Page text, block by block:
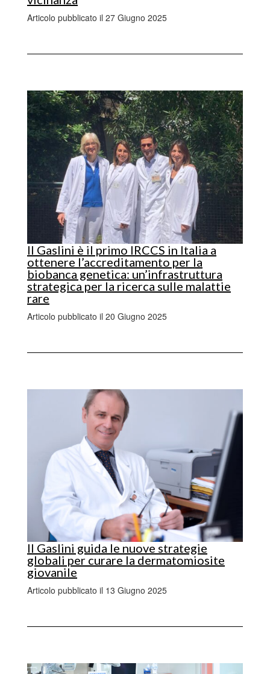
Articolo pubblicato il 27 Giugno 2025
Il Gaslini è il primo IRCCS in Italia a
ottenere l’accreditamento per la
biobanca genetica: un’infrastruttura
strategica per la ricerca sulle malattie
rare
Articolo pubblicato il 20 Giugno 2025
Il Gaslini guida le nuove strategie
globali per curare la dermatomiosite
giovanile
Articolo pubblicato il 13 Giugno 2025